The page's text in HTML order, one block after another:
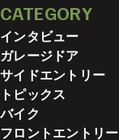
CATEGORY
インタビュー
ガレージドア
サイドエントリー
トピックス
バイク
フロントエントリー